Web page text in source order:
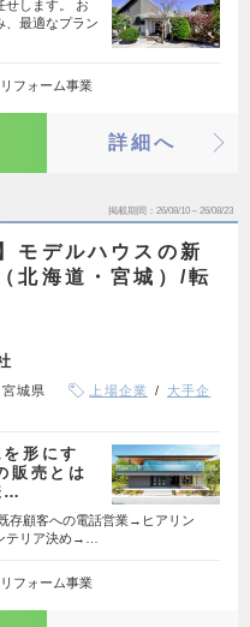
せします。 お
、最適なプラン
フォーム事業
詳細へ
掲載期間 26/08/10～26/08/23
モデルハウスの新
北海道・宮城）/転
城県 上場企業
大手企
形にす
販売とは
…
存顧客への電話営業→ヒアリン
テリア決め→…
フォーム事業